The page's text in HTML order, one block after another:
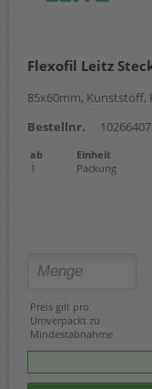
Flexofil Leitz
85x60mm, Kunststoff,
Bestellnr.
10266407
ab Einheit
1
Packung
Preis gilt pro
Umverpackt zu
Mindestabnahme